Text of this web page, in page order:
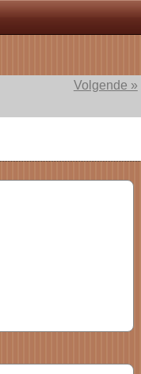
Volgende »